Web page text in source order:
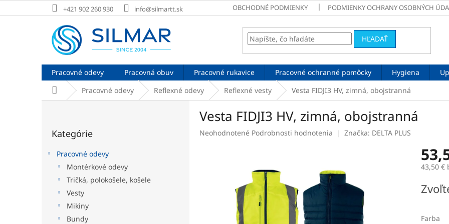
na
+421 902 260 930 info@silmartt.sk OBCHODNÉ PODMIENKY PODMIENKY OCHRANY OSOBNÝCH
HĽADAŤ
Pracovné odevy Pracovná obuv Pracovné rukavice Pracovné ochranné pomôcky Hygiena
DomovPracovné odevy Reflexné odevy Reflexné vesty Vesta FIDJI3 HV, zimná, obojstranná
kategórie
Kategórie
Pracovné odevy
Montérkové odevy
Tričká, polokošele, košele
Vesty
Mikiny
Bundy
Vesta FIDJI3 HV, zimná, obojstranná
Priemerné
hviezdičiek.
Neohodnotené Podrobnosti hodnotenia Značka: DELTA PLUS
43,50 €
cena:
Farba